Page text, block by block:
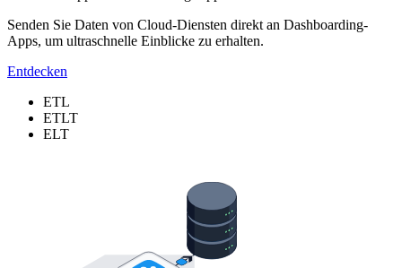
Senden Sie Daten von Cloud-Diensten direkt an Dashboarding-
Apps, um ultraschnelle Einblicke zu erhalten.
Entdecken
ETL
ETLT
ELT